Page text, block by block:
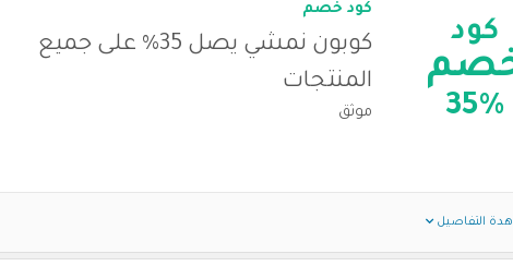
كود
35%
كود خصم
كوبون نمشي يصل 35% على جميع
المنتجات
موثق
التفاصيل